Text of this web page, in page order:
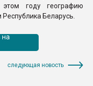
году географию
Беларусь.
на
следующая новость